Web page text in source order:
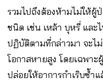
รวมไปถึงต้องห้ามไม่ให้ผู้
ชนิด เช่น เหล้า บุหรี่ แล
ปฏิบัติตามที่กล่าวมา จะไ
โอกาสหายสูง โดยเฉพา
ปล่อยให้อาการกำเริบซ้ำ